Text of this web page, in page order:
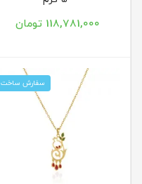
118,781,000 تومان
سفارش ساخت